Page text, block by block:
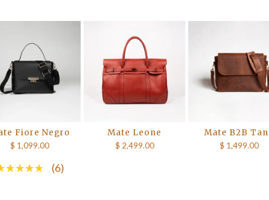
Mate Leone
$ 2,499.00
Mate B2B
$ 1,499.00
Fiore Negro
$ 1,099.00
(6)